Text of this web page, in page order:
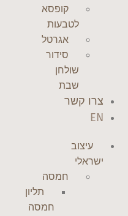
קופסא
לטבעות
אגרטל
סידור
שולחן
שבת
צרו קשר
EN
עיצוב
ישראלי
חמסה
תליון
חמסה